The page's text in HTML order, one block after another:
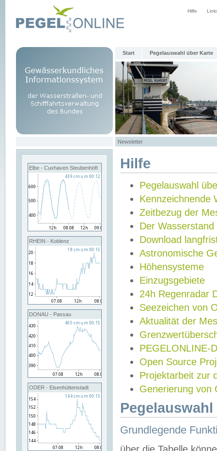
Hilfe
Start Pegelauswahl über Karte
Newsletter
Elbe - Cuxhaven Steubenhöft
RHEIN - Koblenz
DONAU - Passau
ODER - Eisenhüttenstadt
Hilfe
Pegelauswahl
Kennzeichnende
Zeitbezug der
Der Wasserstand
Download
Astronomische
Höhensysteme
Einzugsgebiete
24h Regenradar
Seezeichen von
Aktualität der
PEGELONLINE-
Open Source
Projektarbeit zur
Generierung von
Grundlegende